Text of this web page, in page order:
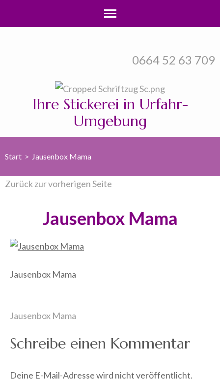
0664 52 63 709
Ihre Stickerei in Urfahr-
Umgebung
Start > Jausenbox Mama
Zurück zur vorherigen Seite
Jausenbox Mama
Jausenbox Mama
Beitragsnavigation
Jausenbox Mama
Schreibe einen Kommentar
Deine E-Mail-Adresse wird nicht veröffentlicht.